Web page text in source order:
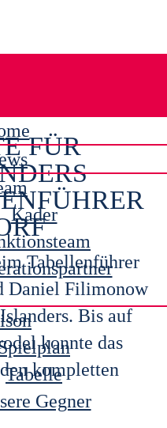
Kader
Tabelle
Gegner
FÜR
Tabellenführer
Daniel Filimonow
Bis auf
konnte das
kompletten